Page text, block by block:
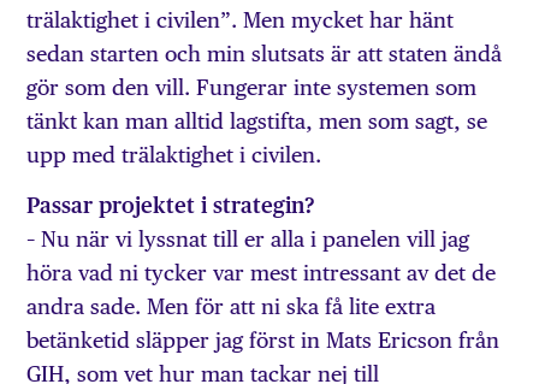
trälaktighet i civilen”. Men mycket har hänt
sedan starten och min slutsats är att staten ändå
gör som den vill. Fungerar inte systemen som
tänkt kan man alltid lagstifta, men som sagt, se
upp med trälaktighet i civilen.
Passar projektet i strategin?
– Nu när vi lyssnat till er alla i panelen vill jag
höra vad ni tycker var mest intressant av det de
andra sade. Men för att ni ska få lite extra
betänketid släpper jag först in Mats Ericson från
GIH, som vet hur man tackar nej till